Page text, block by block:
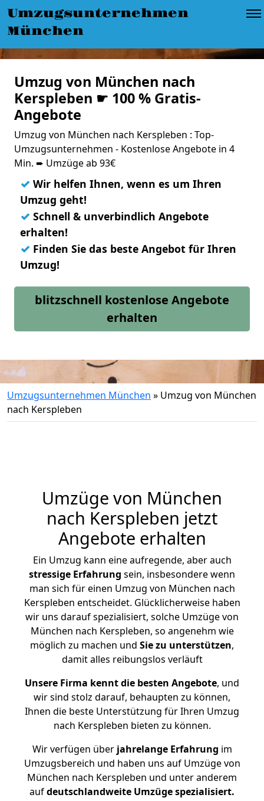
Umzugsunternehmen
München
Umzug von München nach
Kerspleben ☛ 100 % Gratis-
Angebote
Umzug von München nach Kerspleben : Top-
Umzugsunternehmen - Kostenlose Angebote in 4
Min. ➨ Umzüge ab 93€
✓ Wir helfen Ihnen, wenn es um Ihren
Umzug geht!
✓ Schnell & unverbindlich Angebote
erhalten!
✓ Finden Sie das beste Angebot für Ihren
Umzug!
blitzschnell kostenlose Angebote
erhalten
Umzugsunternehmen München » Umzug von München
nach Kerspleben
Umzüge von München
nach Kerspleben jetzt
Angebote erhalten
Ein Umzug kann eine aufregende, aber auch
stressige Erfahrung sein, insbesondere wenn
man sich für einen Umzug von München nach
Kerspleben entscheidet. Glücklicherweise haben
wir uns darauf spezialisiert, solche Umzüge von
München nach Kerspleben, so angenehm wie
möglich zu machen und Sie zu unterstützen,
damit alles reibungslos verläuft
Unsere Firma kennt die besten Angebote, und
wir sind stolz darauf, behaupten zu können,
Ihnen die beste Unterstützung für Ihren Umzug
nach Kerspleben bieten zu können.
Wir verfügen überjahrelange Erfahrung im
Umzugsbereich und haben uns auf Umzüge von
München nach Kerspleben und unter anderem
aufdeutschlandweite Umzüge spezialisiert.